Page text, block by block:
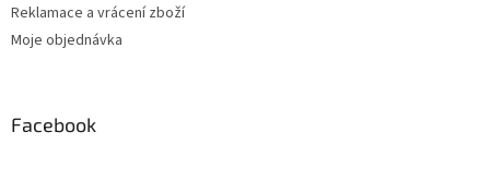
Reklamace a vrácení zboží
Moje objednávka
Facebook